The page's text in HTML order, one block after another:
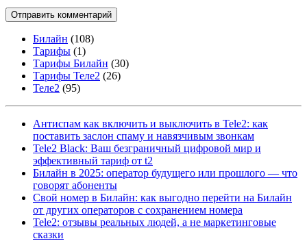
Билайн (108)
Тарифы (1)
Тарифы Билайн (30)
Тарифы Теле2 (26)
Теле2 (95)
Антиспам как включить и выключить в Tele2: как
поставить заслон спаму и навязчивым звонкам
Tele2 Black: Ваш безграничный цифровой мир и
эффективный тариф от t2
Билайн в 2025: оператор будущего или прошлого — что
говорят абоненты
Свой номер в Билайн: как выгодно перейти на Билайн
от других операторов с сохранением номера
Tele2: отзывы реальных людей, а не маркетинговые
сказки